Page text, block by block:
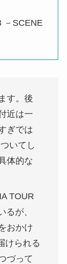
－SCENE
す。後
近は一
ぎでは
いてし
体的な
TOUR
るが、
おかけ
けられる
づって